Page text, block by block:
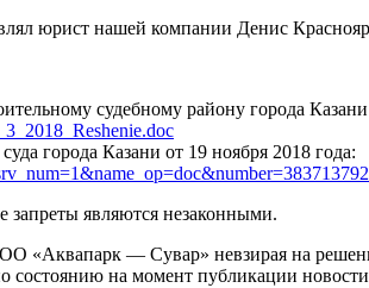
юрист нашей компании Денис
судебному району города Казани
города Казани от 19 ноября 2018 года:
запреты являются незаконными.
— Сувар» невзирая на
состоянию на момент публикации